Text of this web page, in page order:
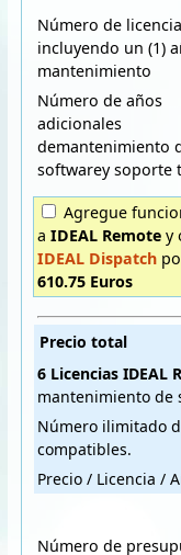
Número de
incluyendo un (1)
mantenimiento
Número de años
adicionales
demantenimiento
softwarey soporte
a IDEAL Remote y
IDEAL Dispatch
610.75 Euros
Precio total
6 Licencias IDEAL
mantenimiento de
Número ilimitado
compatibles.
Precio / Licencia /
Número de